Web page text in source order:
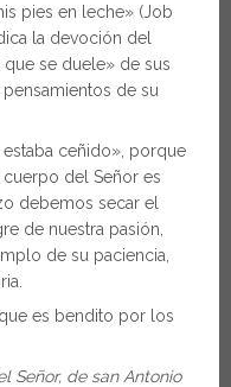
pies en leche» (Job
la devoción del
se duele» de sus
de su
ceñido», porque
del Señor es
debemos secar el
de nuestra pasión,
de su paciencia,
es bendito por los
Señor, de san Antonio